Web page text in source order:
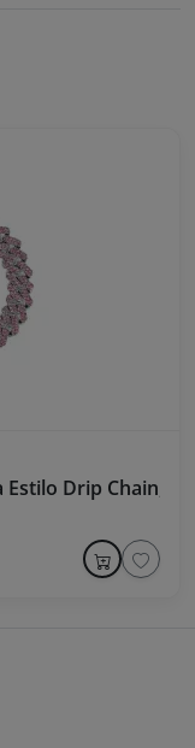
Drip Chain,